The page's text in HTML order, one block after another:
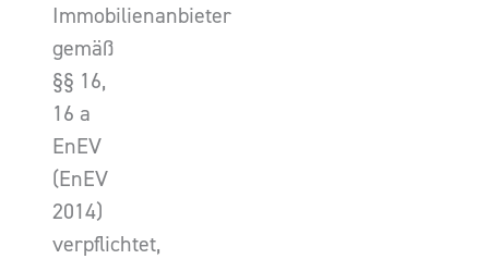
Immobilienanbieter
gemäß
§§ 16,
16 a
EnEV
(EnEV
2014)
verpflichtet,